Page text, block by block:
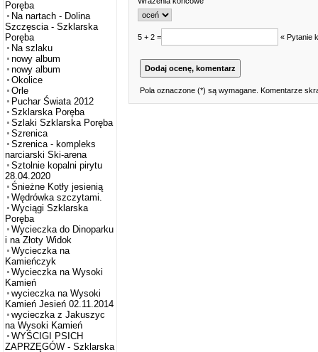
Poręba
Na nartach - Dolina
Szczęscia - Szklarska
Poręba
Na szlaku
nowy album
nowy album
Okolice
Orle
Puchar Świata 2012
Szklarska Poręba
Szlaki Szklarska Poręba
Szrenica
Szrenica - kompleks
narciarski Ski-arena
Sztolnie kopalni pirytu
28.04.2020
Śnieżne Kotły jesienią
Wędrówka szczytami.
Wyciągi Szklarska
Poręba
Wycieczka do Dinoparku
i na Złoty Widok
Wycieczka na
Kamieńczyk
Wycieczka na Wysoki
Kamień
wycieczka na Wysoki
Kamień Jesień 02.11.2014
wycieczka z Jakuszyc
na Wysoki Kamień
WYŚCIGI PSICH
ZAPRZĘGÓW - Szklarska
5 + 2 = « Pytanie
Pola oznaczone (*) są wymagane. Komentarze